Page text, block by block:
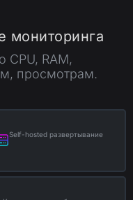
мониторинга
CPU, RAM,
просмотрам.
Self-hosted развертывание